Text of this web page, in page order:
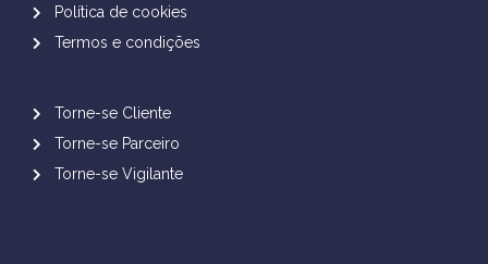
Política de cookies
Termos e condições
Torne-se Cliente
Torne-se Parceiro
Torne-se Vigilante